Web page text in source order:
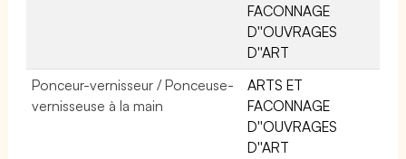
FACONNAGE
D''OUVRAGES
D''ART
Ponceur-vernisseur / Ponceuse-
vernisseuse à la main
ARTS ET
FACONNAGE
D''OUVRAGES
D''ART